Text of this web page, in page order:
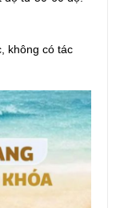
không có tác